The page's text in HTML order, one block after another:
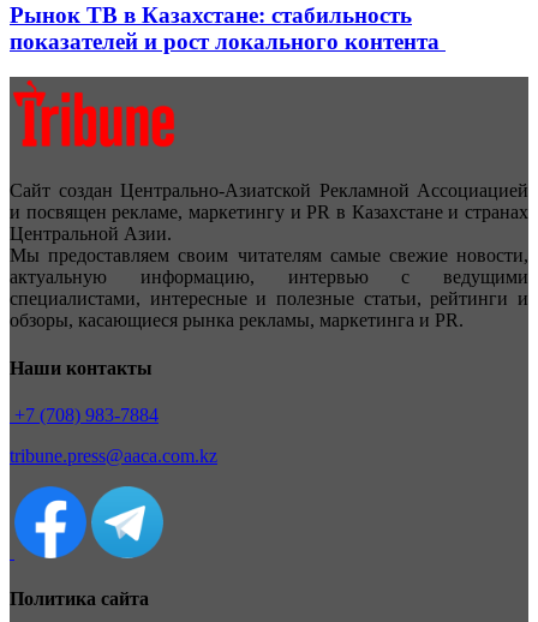
Рынок ТВ в Казахстане: стабильность
показателей и рост локального контента
Сайт создан Центрально-Азиатской Рекламной Ассоциацией
и посвящен рекламе, маркетингу и PR в Казахстане и странах
Центральной Азии.
Мы предоставляем своим читателям самые свежие новости,
актуальную информацию, интервью с ведущими
специалистами, интересные и полезные статьи, рейтинги и
обзоры, касающиеся рынка рекламы, маркетинга и PR.
Наши контакты
+7 (708) 983-7884
tribune.press@aaca.com.kz
Политика сайта